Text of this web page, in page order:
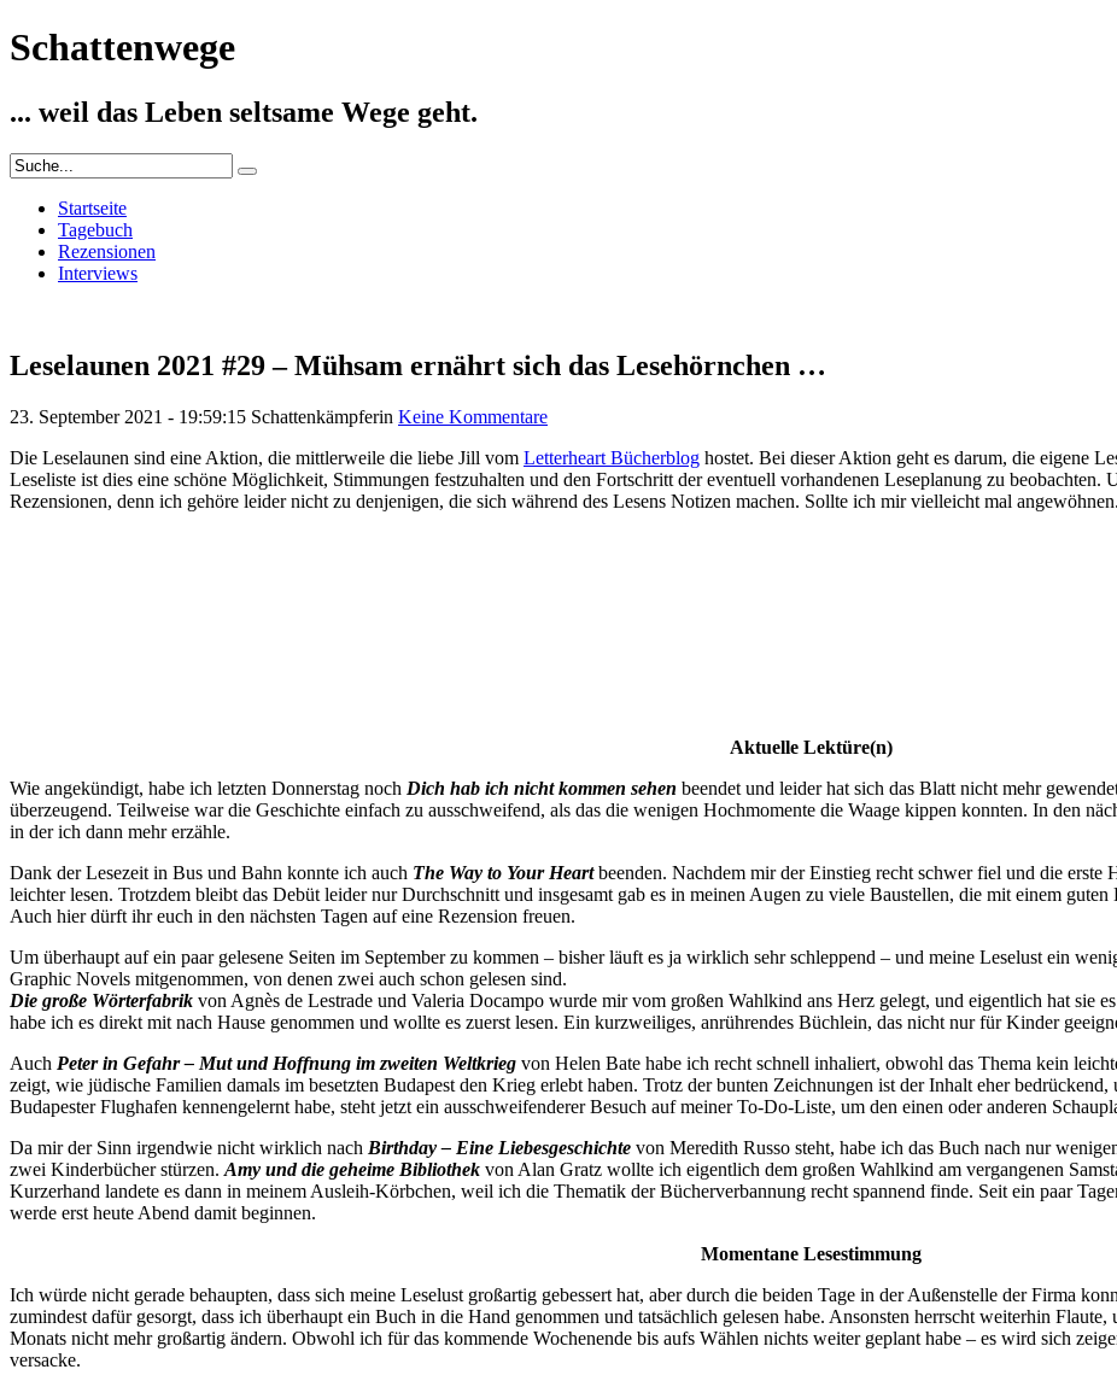
Schattenwege
... weil das Leben seltsame Wege geht.
Startseite
Tagebuch
Rezensionen
Interviews
Leselaunen 2021 #29 – Mühsam ernährt sich das Lesehörnchen …
23. September 2021 - 19:59:15 Schattenkämpferin Keine Kommentare
Die Leselaunen sind eine Aktion, die mittlerweile die liebe Jill vom Letterheart Bücherblog hostet. Bei dieser Aktion geht es darum, die eigene
Leseliste ist dies eine schöne Möglichkeit, Stimmungen festzuhalten und den Fortschritt der eventuell vorhandenen Leseplanung zu beobachten.
Rezensionen, denn ich gehöre leider nicht zu denjenigen, die sich während des Lesens Notizen machen. Sollte ich mir vielleicht mal angewöhnen.
Aktuelle Lektüre(n)
Wie angekündigt, habe ich letzten Donnerstag noch Dich hab ich nicht kommen sehen beendet und leider hat sich das Blatt nicht mehr
überzeugend. Teilweise war die Geschichte einfach zu ausschweifend, als das die wenigen Hochmomente die Waage kippen konnten. In den
in der ich dann mehr erzähle.
Dank der Lesezeit in Bus und Bahn konnte ich auch The Way to Your Heartbeenden. Nachdem mir der Einstieg recht schwer fiel und die
leichter lesen. Trotzdem bleibt das Debüt leider nur Durchschnitt und insgesamt gab es in meinen Augen zu viele Baustellen, die mit einem
Auch hier dürft ihr euch in den nächsten Tagen auf eine Rezension freuen.
Um überhaupt auf ein paar gelesene Seiten im September zu kommen – bisher läuft es ja wirklich sehr schleppend – und meine Leselust ein
Graphic Novels mitgenommen, von denen zwei auch schon gelesen sind.
Die große Wörterfabrik von Agnès de Lestrade und Valeria Docampo wurde mir vom großen Wahlkind ans Herz gelegt, und eigentlich hat sie
habe ich es direkt mit nach Hause genommen und wollte es zuerst lesen. Ein kurzweiliges, anrührendes Büchlein, das nicht nur für Kinder
Auch Peter in Gefahr – Mut und Hoffnung im zweiten Weltkrieg von Helen Bate habe ich recht schnell inhaliert, obwohl das Thema kein
zeigt, wie jüdische Familien damals im besetzten Budapest den Krieg erlebt haben. Trotz der bunten Zeichnungen ist der Inhalt eher
Budapester Flughafen kennengelernt habe, steht jetzt ein ausschweifenderer Besuch auf meiner To-Do-Liste, um den einen oder anderen
Da mir der Sinn irgendwie nicht wirklich nach Birthday – Eine Liebesgeschichte von Meredith Russo steht, habe ich das Buch nach nur
zwei Kinderbücher stürzen. Amy und die geheime Bibliothek von Alan Gratz wollte ich eigentlich dem großen Wahlkind am vergangenen
Kurzerhand landete es dann in meinem Ausleih-Körbchen, weil ich die Thematik der Bücherverbannung recht spannend finde. Seit ein paar
werde erst heute Abend damit beginnen.
Momentane Lesestimmung
Ich würde nicht gerade behaupten, dass sich meine Leselust großartig gebessert hat, aber durch die beiden Tage in der Außenstelle der Firma
zumindest dafür gesorgt, dass ich überhaupt ein Buch in die Hand genommen und tatsächlich gelesen habe. Ansonsten herrscht weiterhin
Monats nicht mehr großartig ändern. Obwohl ich für das kommende Wochenende bis aufs Wählen nichts weiter geplant habe – es wird sich
versacke.